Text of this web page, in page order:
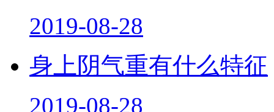
2019-08-28
身上阴气重有什么特征
2019-08-28